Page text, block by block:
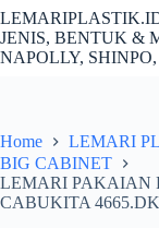
Skip
to
content
JENIS, BENTUK &
NAPOLLY,
Home
LEMARI
BIG CABINET
LEMARI PAKAIAN
CABUKITA 4665.DK